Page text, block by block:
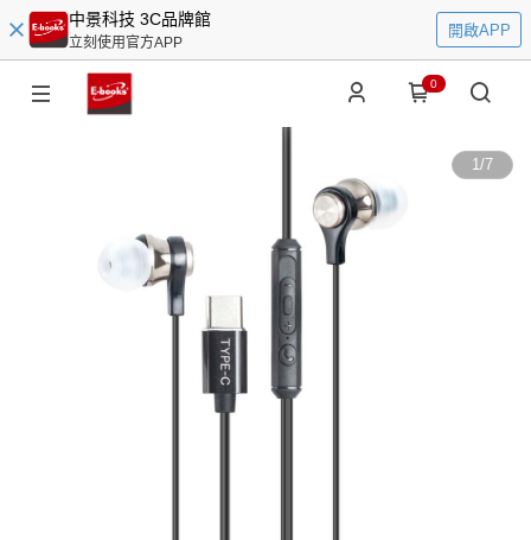
中景科技 3C品牌館
立刻使用官方APP
開啟APP
0
1/7